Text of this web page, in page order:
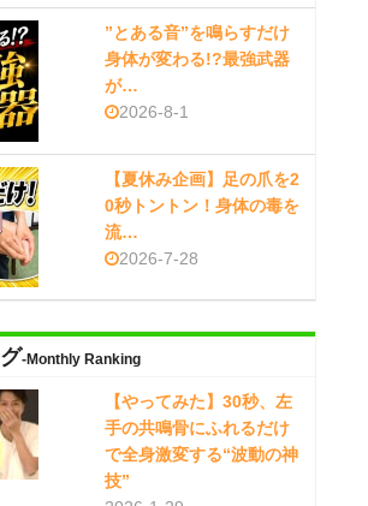
”とある音”を鳴らすだけ
身体が変わる!?最強武器
が…
2026-8-1
【夏休み企画】足の爪を2
0秒トントン！身体の毒を
流…
2026-7-28
-Monthly Ranking
【やってみた】30秒、左
手の共鳴骨にふれるだけ
で全身激変する“波動の神
技”